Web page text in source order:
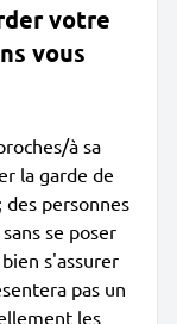
votre
vous
à sa
la garde de
des personnes
se poser
s'assurer
pas un
les